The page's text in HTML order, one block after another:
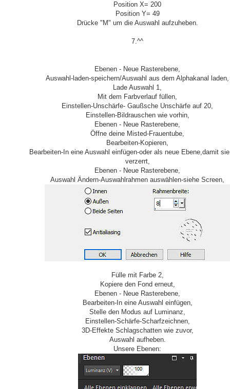
Position X= 200
Position Y= 49
Drücke "M" um die Auswahl aufzuheben.
7.^^
Ebenen - Neue Rasterebene,
Auswahl-laden-speichern/Auswahl aus dem Alphakanal laden,
Lade Auswahl 1,
Mit dem Farbverlauf füllen,
Einstellen-Unschärfe- Gaußsche Unschärfe auf 20,
Einstellen-Bildrauschen wie vorhin,
Ebenen - Neue Rasterebene,
Öffne deine Misted-Frauentube,
Bearbeiten-Kopieren,
Bearbeiten-In eine Auswahl einfügen-oder als neue Ebene,damit
verzerrt,
Ebenen - Neue Rasterebene,
Auswahl Ändern-Auswahlrahmen auswählen-siehe Screen,
Fülle mit Farbe 2,
Kopiere den Fond erneut,
Ebenen - Neue Rasterebene,
Bearbeiten-In eine Auswahl einfügen,
Stelle den Modus auf Luminanz,
Einstellen-Schärfe-Scharfzeichnen,
3D-Effekte Schlagschatten wie zuvor,
Auswahl aufheben.
Unsere Ebenen: